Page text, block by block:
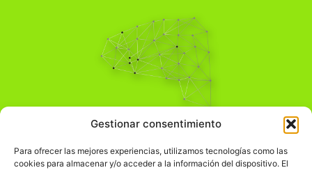
Gestionar consentimiento
Para ofrecer las mejores experiencias, utilizamos tecnologías como las
cookies para almacenar y/o acceder a la información del dispositivo. El
Pensamiento Crítico
Comprender el mundo para transformarlo.